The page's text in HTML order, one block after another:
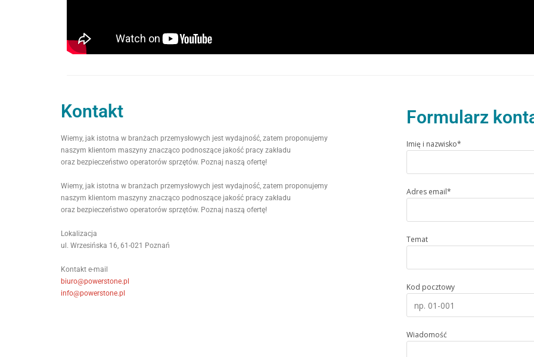
Kontakt
Wiemy, jak istotna w branżach przemysłowych jest wydajność, zatem proponujemy
naszym klientom maszyny znacząco podnoszące jakość pracy zakładu
oraz bezpieczeństwo operatorów sprzętów. Poznaj naszą ofertę!
Wiemy, jak istotna w branżach przemysłowych jest wydajność, zatem proponujemy
naszym klientom maszyny znacząco podnoszące jakość pracy zakładu
oraz bezpieczeństwo operatorów sprzętów. Poznaj naszą ofertę!
Lokalizacja
ul. Wrzesińska 16, 61-021 Poznań
Kontakt e-mail
biuro@powerstone.pl
info@powerstone.pl
Formularz
Imię i nazwisko*
Adres email*
Temat
Kod pocztowy
Wiadomość